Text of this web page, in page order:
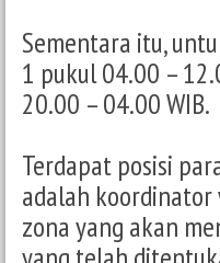
Sementara itu,
1 pukul 04.00 –
20.00 – 04.00 WIB.
Terdapat posisi
adalah koordinator
zona yang akan